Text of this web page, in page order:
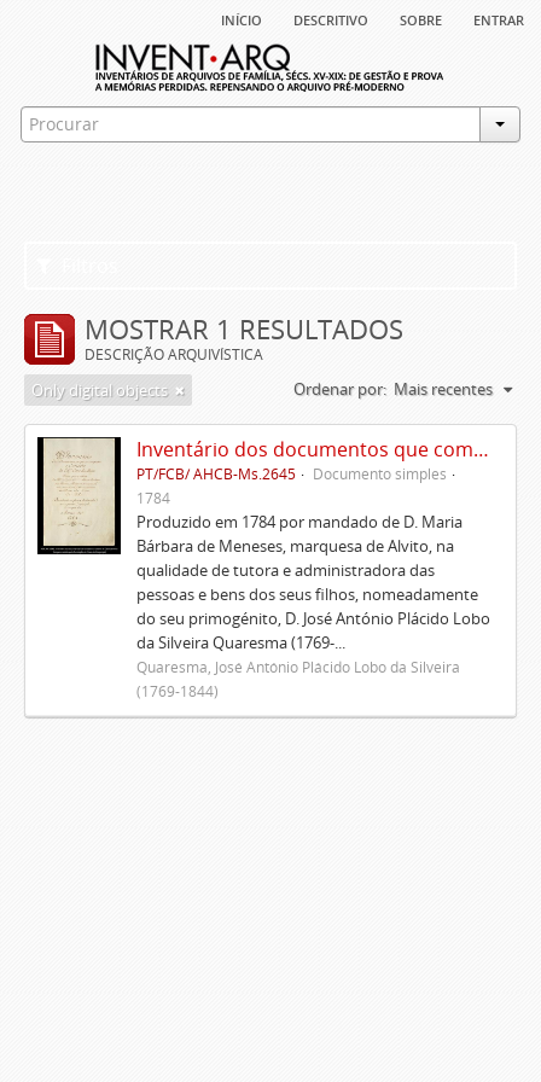
início descritivo sobre entrar
MOSTRAR 1 RESULTADOS
DESCRIÇÃO ARQUIVÍSTICA
Only digital objects Ordenar por: Mais recentes
Inventário dos documentos que compõem o cartório da Casa de Alvito
PT/FCB/ AHCB-Ms.2645
Documento simples
1784
Produzido em 1784 por mandado de D. Maria
Bárbara de Meneses, marquesa de Alvito, na
qualidade de tutora e administradora das
pessoas e bens dos seus filhos, nomeadamente
do seu primogénito, D. José António Plácido Lobo
da Silveira Quaresma (1769-...
Quaresma, José António Plácido Lobo da Silveira
(1769-1844)